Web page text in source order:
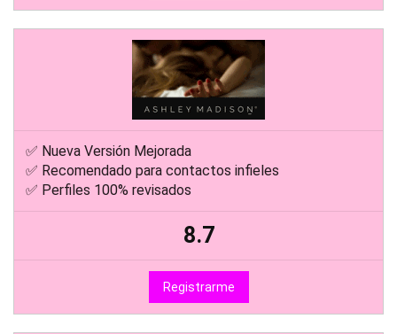
✅ Nueva Versión Mejorada
✅ Recomendado para contactos infieles
✅ Perfiles 100% revisados
8.7
Registrarme